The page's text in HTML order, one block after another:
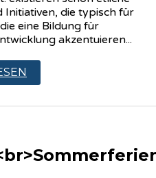
Initiativen, die typisch für
eine Bildung für
akzentuieren...